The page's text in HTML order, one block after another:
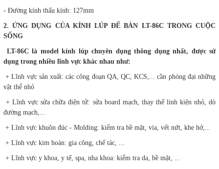
- Đường kính thấu kính: 127mm
2. ỨNG DỤNG CỦA KÍNH LÚP ĐỂ BÀN LT-86C TRONG CUỘC
SỐNG
LT-86C là model kính lúp chuyên dụng thông dụng nhất, được sử
dụng trong nhiều lĩnh vực khác nhau như:
+ Lĩnh vực sản xuất: các công đoạn QA, QC, KCS,... cần phóng đại những
vật thể nhỏ
+ Lĩnh vực sửa chữa điện tử: sửa board mạch, thay thế linh kiện nhỏ, dò
đường mạch,...
+ Lĩnh vực khuôn đúc - Molding: kiểm tra bề mặt, via, vết nứt, khe hở,...
+ Lĩnh vực kim hoàn: gia công, chế tác, ...
+ Lĩnh vực y khoa, y tế, spa, nha khoa: kiểm tra da, bề mặt, ...